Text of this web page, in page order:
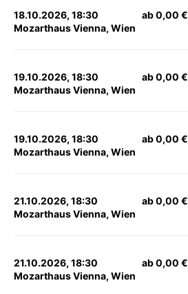
18.10.2026, 18:30
Mozarthaus Vienna, Wien
ab 0,00 €
19.10.2026, 18:30
Mozarthaus Vienna, Wien
ab 0,00 €
19.10.2026, 18:30
Mozarthaus Vienna, Wien
ab 0,00 €
21.10.2026, 18:30
Mozarthaus Vienna, Wien
ab 0,00 €
21.10.2026, 18:30
Mozarthaus Vienna, Wien
ab 0,00 €